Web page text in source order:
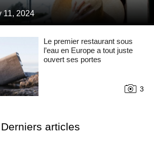
11, 2024
Le premier restaurant sous
l’eau en Europe a tout juste
ouvert ses portes
3
Derniers articles